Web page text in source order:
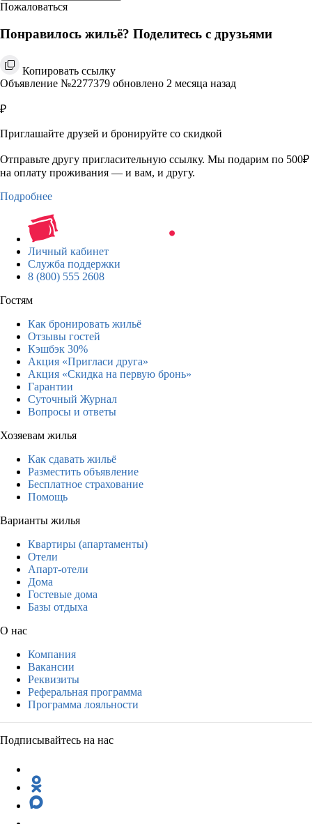
Пожаловаться
Понравилось жильё? Поделитесь с друзьями
Копировать ссылку
Объявление №2277379 обновлено 2 месяца назад
₽
Приглашайте друзей и бронируйте со скидкой
Отправьте другу пригласительную ссылку. Мы подарим по 500₽
на оплату проживания — и вам, и другу.
Подробнее
Личный кабинет
Служба поддержки
8 (800) 555 2608
Гостям
Как бронировать жильё
Отзывы гостей
Кэшбэк 30%
Акция «Пригласи друга»
Акция «Скидка на первую бронь»
Гарантии
Суточный Журнал
Вопросы и ответы
Хозяевам жилья
Как сдавать жильё
Разместить объявление
Бесплатное страхование
Помощь
Варианты жилья
Квартиры (апартаменты)
Отели
Апарт-отели
Дома
Гостевые дома
Базы отдыха
О нас
Компания
Вакансии
Реквизиты
Реферальная программа
Программа лояльности
Подписывайтесь на нас